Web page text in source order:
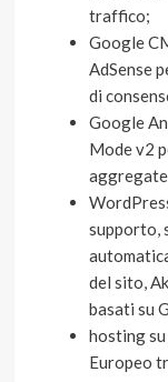
traffico;
Google
AdSense
di
Google
Mode v2
supporto,
del sito,
basati su
hosting
Europeo